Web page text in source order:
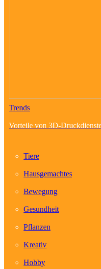
Trends
Vorteile von 3D-
Tiere
Hausgemachtes
Bewegung
Gesundheit
Pflanzen
Kreativ
Hobby